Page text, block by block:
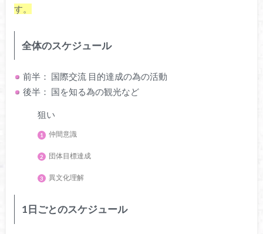
す。
全体のスケジュール
前半： 国際交流 目的達成の為の活動
後半： 国を知る為の観光など
狙い
仲間意識
団体目標達成
異文化理解
1日ごとのスケジュール